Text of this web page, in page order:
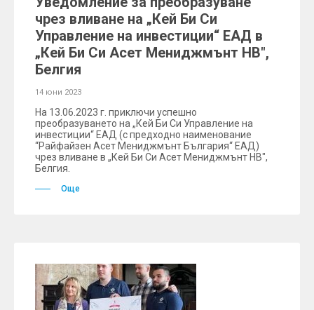
чрез вливане на „Кей Би Си
Управление на инвестиции“ ЕАД в
„Кей Би Си Асет Мениджмънт НВ",
Белгия
14 юни 2023
На 13.06.2023 г. приключи успешно
преобразуването на „Кей Би Си Управление на
инвестиции“ ЕАД (с предходно наименование
“Райфайзен Асет Мениджмънт България“ ЕАД)
чрез вливане в „Кей Би Си Асет Мениджмънт НВ",
Белгия.
Още